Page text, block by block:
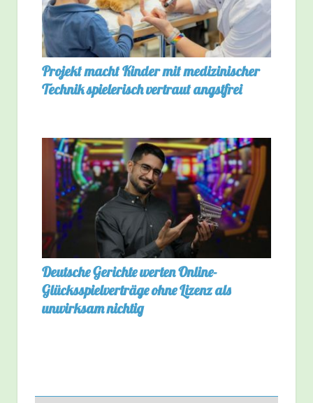
Projekt macht Kinder mit medizinischer
Technik spielerisch vertraut angstfrei
Deutsche Gerichte werten Online-
Glücksspielverträge ohne Lizenz als
unwirksam nichtig